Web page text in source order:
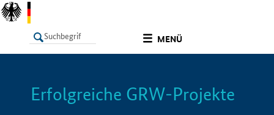
MENÜ
LISTE Info
Erfolgreiche GRW-Projekte